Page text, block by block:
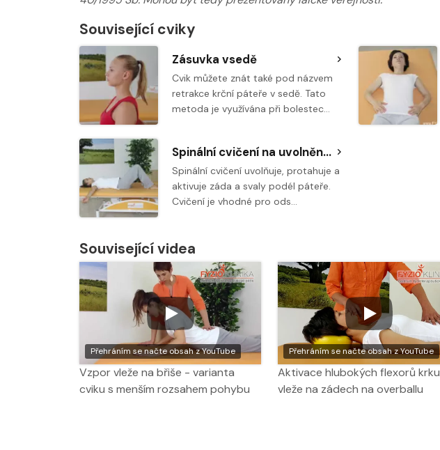
Související cviky
Zásuvka vsedě
Cvik můžete znát také pod názvem
retrakce krční páteře v sedě. Tato
metoda je využívána při bolestec…
Spinální cvičení na uvolnění a protažení hlubokých svalů páteře
Spinální cvičení uvolňuje, protahuje a
aktivuje záda a svaly podél páteře.
Cvičení je vhodné pro ods…
Související videa
Přehráním se načte obsah z YouTube
Vzpor vleže na břiše - varianta
cviku s menším rozsahem pohybu
Přehráním se načte obsah z YouTube
Aktivace hlubokých flexorů krku
vleže na zádech na overballu